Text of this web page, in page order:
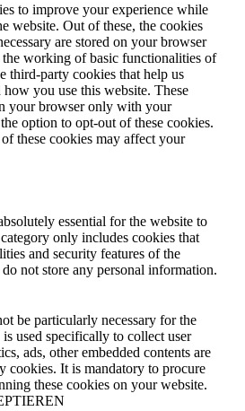
to improve your experience while
website. Out of these, the cookies
are stored on your browser
the working of basic functionalities of
third-party cookies that help us
how you use this website. These
your browser only with your
option to opt-out of these cookies.
these cookies may affect your
essential for the website to
only includes cookies that
and security features of the
not store any personal information.
be particularly necessary for the
used specifically to collect user
ads, other embedded contents are
cookies. It is mandatory to procure
these cookies on your website.